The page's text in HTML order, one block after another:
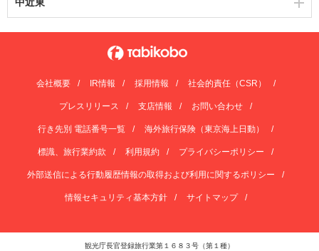
会社概要 IR情報 採用情報 社会的責任（CSR）
プレスリリース 支店情報 お問い合わせ
行き先別 電話番号一覧 海外旅行保険（東京海上日動）
標識、旅行業約款 利用規約 プライバシーポリシー
外部送信による行動履歴情報の取得および利用に関するポリシー
情報セキュリティ基本方針 サイトマップ
観光庁長官登録旅行業第１６８３号（第１種）